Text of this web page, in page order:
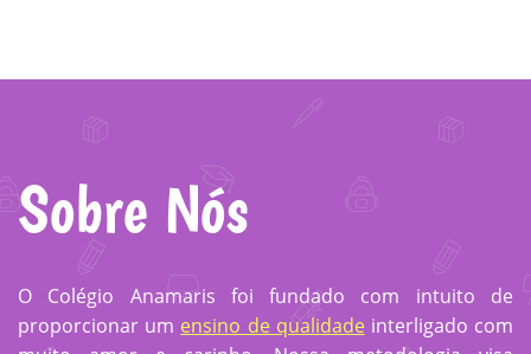
Sobre Nós
O Colégio Anamaris foi fundado com intuito de
proporcionar um ensino de qualidade interligado com